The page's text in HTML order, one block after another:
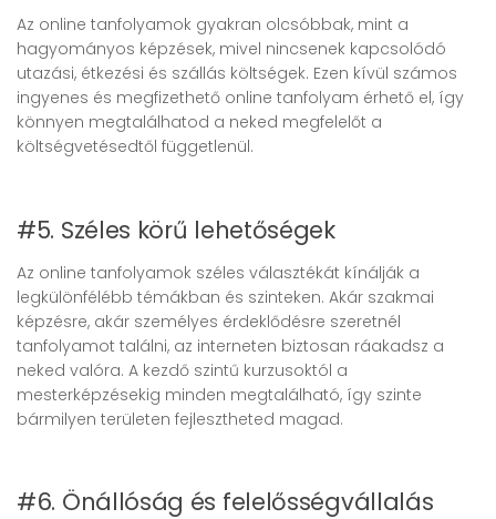
Az online tanfolyamok gyakran olcsóbbak, mint a
hagyományos képzések, mivel nincsenek kapcsolódó
utazási, étkezési és szállás költségek. Ezen kívül számos
ingyenes és megfizethető online tanfolyam érhető el, így
könnyen megtalálhatod a neked megfelelőt a
költségvetésedtől függetlenül.
#5. Széles körű lehetőségek
Az online tanfolyamok széles választékát kínálják a
legkülönfélébb témákban és szinteken. Akár szakmai
képzésre, akár személyes érdeklődésre szeretnél
tanfolyamot találni, az interneten biztosan ráakadsz a
neked valóra. A kezdő szintű kurzusoktól a
mesterképzésekig minden megtalálható, így szinte
bármilyen területen fejlesztheted magad.
#6. Önállóság és felelősségvállalás